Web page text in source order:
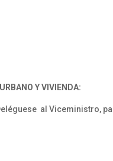
Y VIVIENDA:
al Viceministro,